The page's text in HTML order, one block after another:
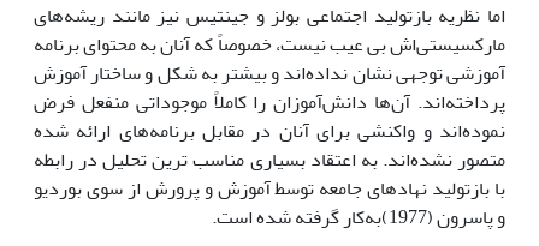
اما نظریه بازتولید اجتماعی بولز و جینتیس نیز مانند ریشه‌های
مارکسیستی‌اش بی عیب نیست، خصوصاً که آنان به محتوای برنامه
آموزشی توجهی نشان نداده‌اند و بیشتر به شکل و ساختار آموزش
پرداخته‌اند. آن‌ها دانش‌آموزان را کاملاً موجوداتی منفعل فرض
نموده‌اند و واکنشی برای آنان در مقابل برنامه‌های ارائه شده
متصور نشده‌اند. به اعتقاد بسیاری مناسب ترین تحلیل در رابطه
با بازتولید نهادهای جامعه توسط آموزش و پرورش از سوی بوردیو
و پاسرون (1977)به‌کار گرفته شده است.